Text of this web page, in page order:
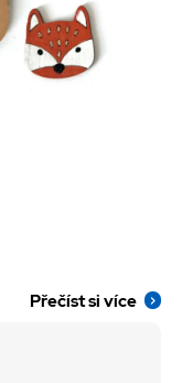
Přečíst si více